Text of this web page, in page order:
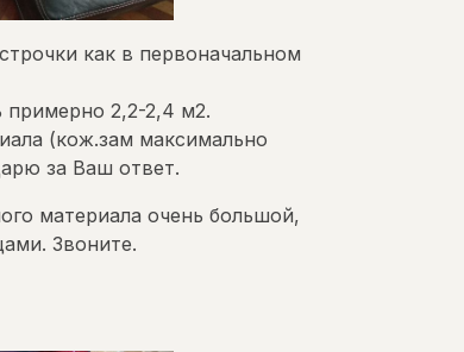
как в первоначальном
примерно 2,2-2,4 м2.
(кож.зам максимально
за Ваш ответ.
материала очень большой,
Звоните.